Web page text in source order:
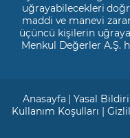
uğrayabilecekleri
maddi ve manevi
üçüncü kişilerin
Menkul Değerler A.Ş.
Anasayfa |Yasal
Kullanım Koşulları |